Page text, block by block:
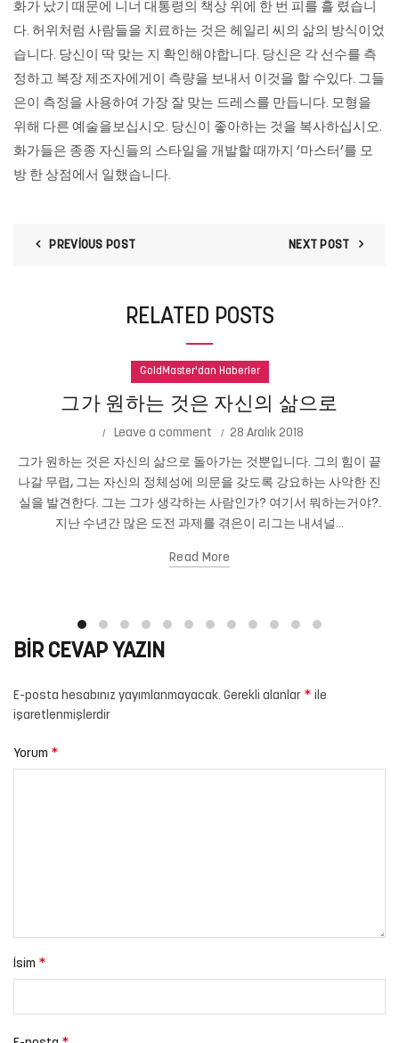
화가 났기 때문에 니너 대통령의 책상 위에 한 번 피를 흘 렸습니
다. 허위처럼 사람들을 치료하는 것은 헤일리 씨의 삶의 방식이었
습니다. 당신이 딱 맞는 지 확인해야합니다. 당신은 각 선수를 측
정하고 복장 제조자에게이 측량을 보내서 이것을 할 수있다. 그들
은이 측정을 사용하여 가장 잘 맞는 드레스를 만듭니다. 모형을
위해 다른 예술을보십시오. 당신이 좋아하는 것을 복사하십시오.
화가들은 ​​종종 자신들의 스타일을 개발할 때까지 ‘마스터’를 모
방 한 상점에서 일했습니다.
PREVIOUS POST NEXT POST
RELATED POSTS
GoldMaster'dan Haberler
그가 원하는 것은 자신의 삶으로
Leave a comment 28 Aralık 2018
그가 원하는 것은 자신의 삶으로 돌아가는 것뿐입니다. 그의 힘이 끝
나갈 무렵, 그는 자신의 정체성에 의문을 갖도록 강요하는 사악한 진
실을 발견한다. 그는 그가 생각하는 사람인가? 여기서 뭐하는거야?.
지난 수년간 많은 도전 과제를 겪은이 리그는 내셔널...
Read More
BIR CEVAP YAZIN
E-posta hesabınız yayımlanmayacak. Gerekli alanlar * ile
işaretlenmişlerdir
Yorum *
İsim *